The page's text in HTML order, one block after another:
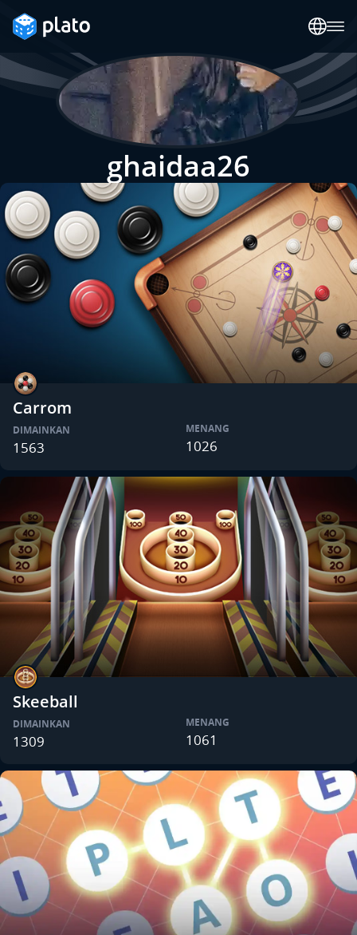
ghaidaa26
Carrom
DIMAINKAN
1563
MENANG
1026
Skeeball
DIMAINKAN
1309
MENANG
1061